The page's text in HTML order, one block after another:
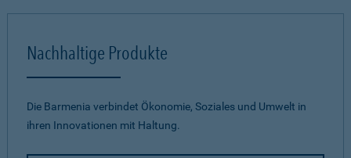
Nachhaltige Produkte
Die Barmenia verbindet Ökonomie, Soziales und Umwelt in
ihren Innovationen mit Haltung.